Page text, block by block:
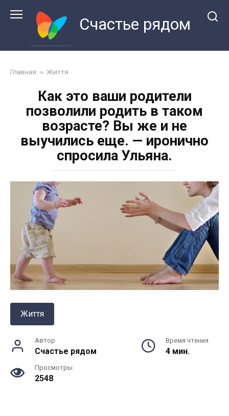
Счастье рядом
Главная » Життя
Как это ваши родители
позволили родить в таком
возрасте? Вы же и не
выучились еще. — иронично
спросила Ульяна.
Життя
Автор
Счастье рядом
Время чтения
4 мин.
Просмотры
2548